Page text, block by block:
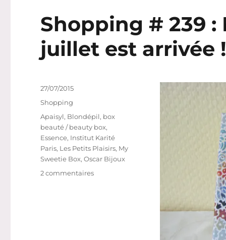
Shopping # 239 :
juillet est arrivée !
Publié
le
27/07/2015
Catégories
Shopping
Étiquettes
Apaisyl, Blondépil, box
beauté / beauty box,
Essence, Institut Karité
Paris, Les Petits Plaisirs, My
Sweetie Box,Oscar Bijoux
2 commentairessur